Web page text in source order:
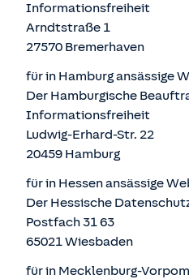
Informationsfreiheit
Arndtstraße 1
27570 Bremerhaven
für in Hamburg ansässige
Der Hamburgische
Informationsfreiheit
Ludwig-Erhard-Str. 22
20459 Hamburg
für in Hessen ansässige
Der Hessische
Postfach 31 63
65021 Wiesbaden
für in Mecklenburg-